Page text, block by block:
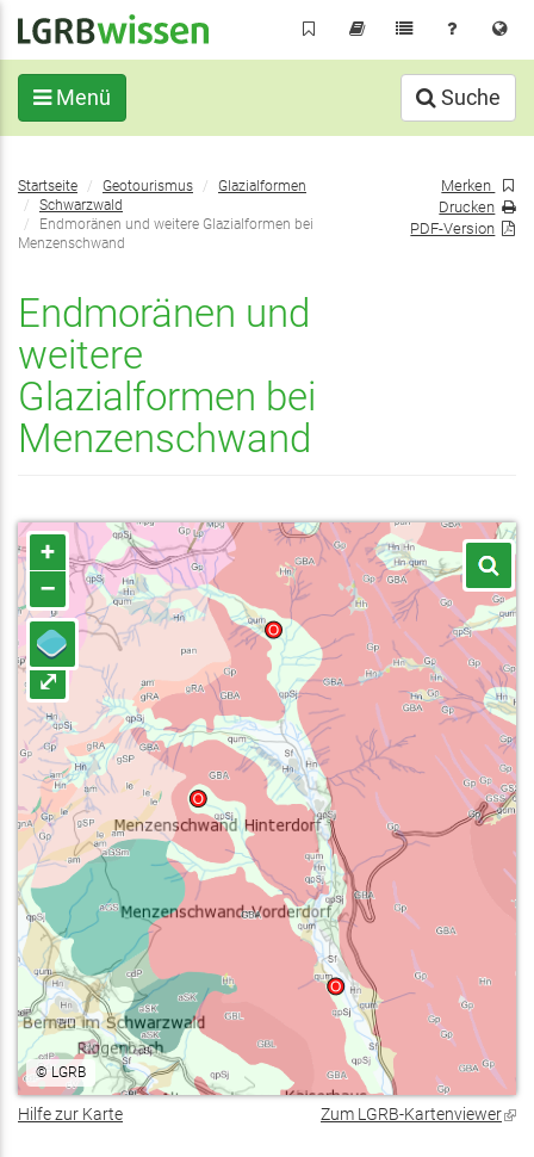
Inhalt
Menü Suche
Sie
befinden
sich
hier:
Startseite Geotourismus
Glazialformen
Schwarzwald
Endmoränen und weitere Glazialformen bei
Menzenschwand
Endmoränen und
weitere
Glazialformen bei
Menzenschwand
Merken
Drucken
PDF-Version
+
–
⤢
© LGRB
Hilfe zur Karte Zum LGRB-Kartenviewer